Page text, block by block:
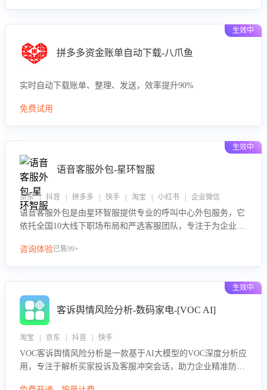
生效中
拼多多资金账单自动下载-八爪鱼
实时自动下载账单、整理、发送，效率提升90%
免费试用
生效中
语音客服外包-星环智服
京东 | 抖音 | 拼多多 | 快手 | 淘宝 | 小红书 | 企业微信
语音客服外包是由星环智服提供专业的呼叫中心外包服务，它
依托全国10大线下职场布局和严选客服团队，专注于为企业提
队和智能工具提升语音客服服务效率和质量，帮助企业实现降
咨询体验已售99+
生效中
客诉舆情风险分析-数码家电-[VOC AI]
淘宝 | 京东 | 抖音 | 快手
VOC客诉舆情风险分析是一款基于AI大模型的VOC深度分析应
用，专注于解析买家投诉及客服冲突会话，助力企业精准防控